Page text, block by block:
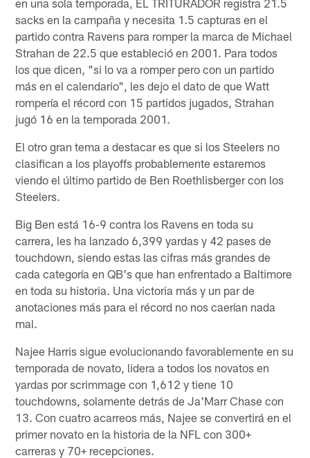
sacks en la campaña y necesita 1.5 capturas en el
partido contra Ravens para romper la marca de Michael
Strahan de 22.5 que estableció en 2001. Para todos
los que dicen, "si lo va a romper pero con un partido
más en el calendario", les dejo el dato de que Watt
rompería el récord con 15 partidos jugados, Strahan
jugó 16 en la temporada 2001.
El otro gran tema a destacar es que si los Steelers no
clasifican a los playoffs probablemente estaremos
viendo el último partido de Ben Roethlisberger con los
Steelers.
Big Ben está 16-9 contra los Ravens en toda su
carrera, les ha lanzado 6,399 yardas y 42 pases de
touchdown, siendo estas las cifras más grandes de
cada categoría en QB's que han enfrentado a Baltimore
en toda su historia. Una victoria más y un par de
anotaciones más para el récord no nos caerían nada
mal.
Najee Harris sigue evolucionando favorablemente en su
temporada de novato, lidera a todos los novatos en
yardas por scrimmage con 1,612 y tiene 10
touchdowns, solamente detrás de Ja'Marr Chase con
13. Con cuatro acarreos más, Najee se convertirá en el
primer novato en la historia de la NFL con 300+
carreras y 70+ recepciones.